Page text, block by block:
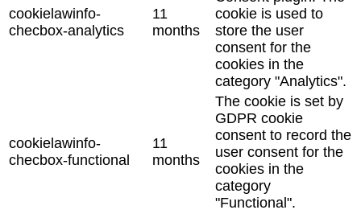
cookielawinfo-
checbox-analytics
11
months
cookie is used to
store the user
consent for the
cookies in the
category "Analytics".
cookielawinfo-
checbox-functional
11
months
The cookie is set by
GDPR cookie
consent to record the
user consent for the
cookies in the
category
"Functional".